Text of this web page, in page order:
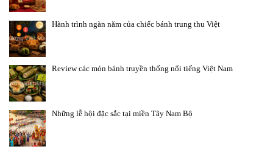
Hành trình ngàn năm của chiếc bánh trung thu Việt
Review các món bánh truyền thống nổi tiếng Việt Nam
Những lễ hội đặc sắc tại miền Tây Nam Bộ